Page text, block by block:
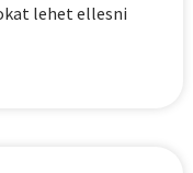
lehet ellesni